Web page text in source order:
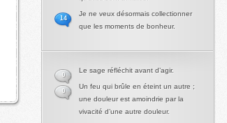
Je ne veux désormais collectionner
que les moments de bonheur.
14
Le sage réfléchit avant d’agir.
0
Un feu qui brûle en éteint un autre ;
une douleur est amoindrie par la
vivacité d’une autre douleur.
0